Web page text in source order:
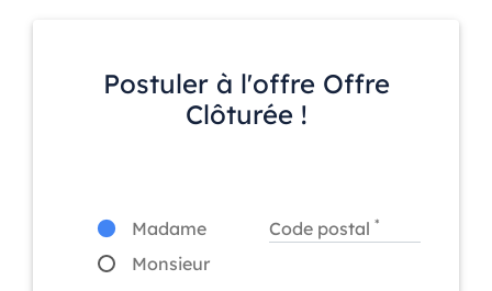
Postuler à l'offre Offre
Clôturée !
Madame
Monsieur
Code postal*